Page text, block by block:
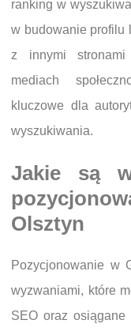
ranking w
w budowanie profilu
z innymi
mediach
kluczowe dla
wyszukiwania.
Jakie są
Olsztyn
Pozycjonowanie w
wyzwaniami, które
SEO oraz osiągane